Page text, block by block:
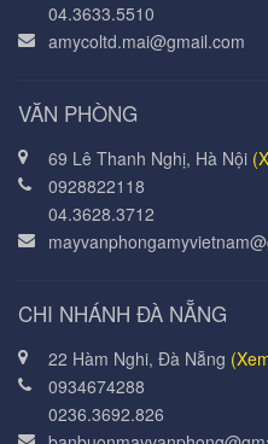
04.3633.5510
amycoltd.mai@gmail.com
VĂN PHÒNG
69 Lê Thanh Nghị, Hà Nội
0928822118
04.3628.3712
CHI NHÁNH ĐÀ NẴNG
22 Hàm Nghi, Đà Nẵng
0934674288
0236.3692.826